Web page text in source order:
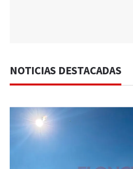
NOTICIAS DESTACADAS